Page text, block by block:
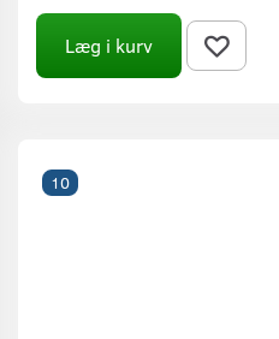
Læg i kurv
10